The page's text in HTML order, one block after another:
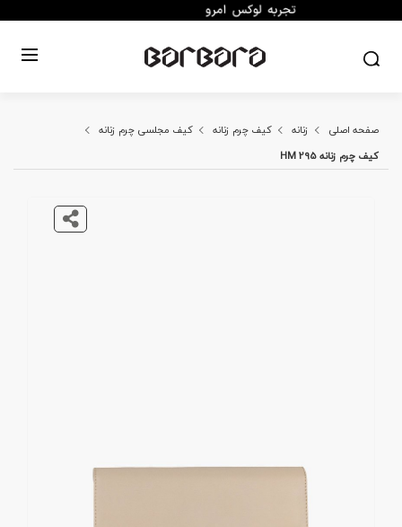
صفحه اصلی زنانه کیف چرم زنانه
کیف مجلسی چرم زنانه
کیف چرم زنانه HM 295